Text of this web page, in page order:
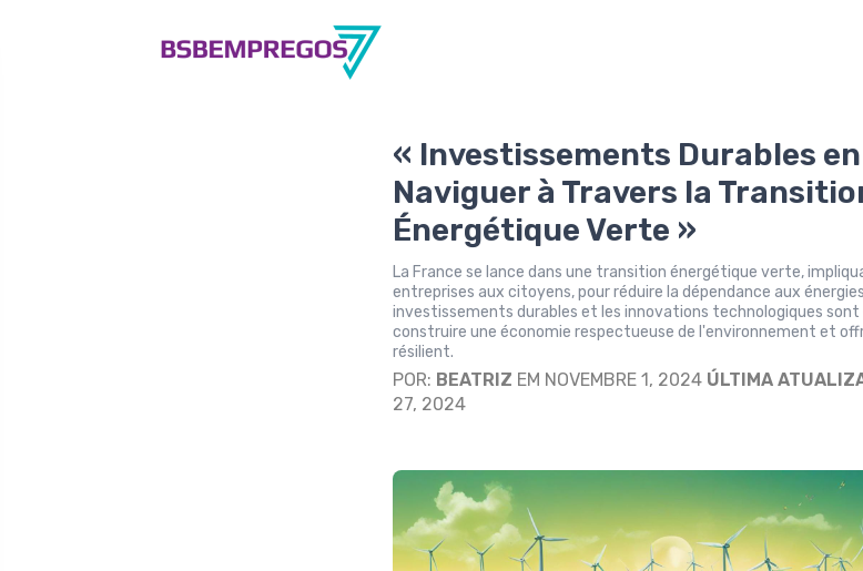
« Investissements Durables
Naviguer à Travers la
Énergétique Verte »
La France se lance dans une transition énergétique verte,
entreprises aux citoyens, pour réduire la dépendance aux
investissements durables et les innovations technologiques sont
construire une économie respectueuse de l'environnement et
résilient.
POR: BEATRIZ EM NOVEMBRE 1, 2024 ÚLTIMA
27, 2024